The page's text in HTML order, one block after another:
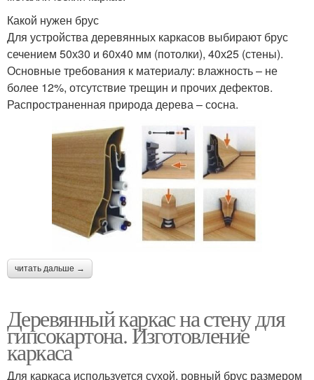
Какой нужен брус
Для устройства деревянных каркасов выбирают брус
сечением 50х30 и 60х40 мм (потолки), 40х25 (стены).
Основные требования к материалу: влажность – не
более 12%, отсутствие трещин и прочих дефектов.
Распространенная природа дерева – сосна.
читать дальше →
Деревянный каркас на стену для
гипсокартона. Изготовление
каркаса
Для каркаса используется сухой, ровный брус размером